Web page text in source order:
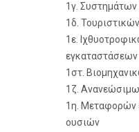
1γ.
1δ.
1ε.
εγκαταστάσεων
1στ.
1ζ.
1η. Μεταφορών
ουσιών